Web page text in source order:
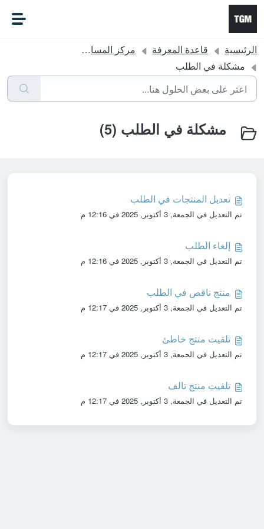
التخطّي إلى المحتوى الرئيسي
الرئيسية قاعدة المعرفة
مركز المساعدة
مشكلة في الطلب
مشكلة في الطلب (5)
تعديل المنتجات في الطلب
تم التعديل في الجمعة, 3 أكتوبر, 2025 في 12:16 م
إلغاء الطلب
تم التعديل في الجمعة, 3 أكتوبر, 2025 في 12:16 م
منتج ناقص في الطلب
تم التعديل في الجمعة, 3 أكتوبر, 2025 في 12:17 م
تلقيت منتج خاطئ
تم التعديل في الجمعة, 3 أكتوبر, 2025 في 12:17 م
تلقيت منتج تالف
تم التعديل في الجمعة, 3 أكتوبر, 2025 في 12:17 م